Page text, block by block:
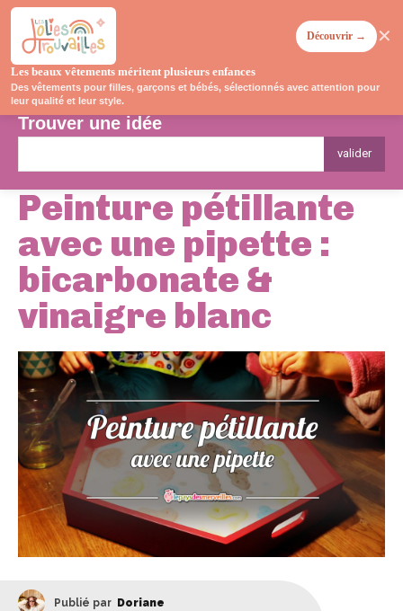
Trouver une idée
valider
Peinture pétillante
avec une pipette :
bicarbonate &
vinaigre blanc
Publié par Doriane
Les beaux vêtements méritent plusieurs enfances
Des vêtements pour filles, garçons et bébés, sélectionnés avec attention pour
leur qualité et leur style.
Découvrir → ✕